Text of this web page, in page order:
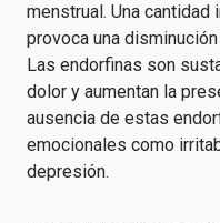
menstrual. Una
provoca una
Las endorfinas son
dolor y aumentan la
ausencia de estas
emocionales como
depresión.